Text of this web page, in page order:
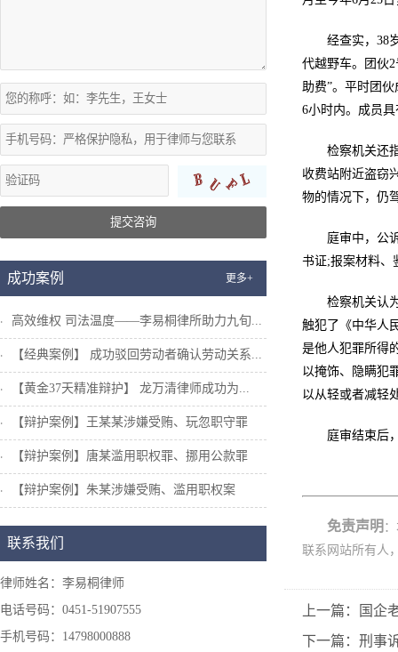
提交咨询
成功案例 更多+
高效维权 司法温度——李易桐律所助力九旬...
【经典案例】 成功驳回劳动者确认劳动关系...
【黄金37天精准辩护】 龙万清律师成功为...
【辩护案例】王某某涉嫌受贿、玩忽职守罪
【辩护案例】唐某滥用职权罪、挪用公款罪
【辩护案例】朱某涉嫌受贿、滥用职权案
联系我们
律师姓名：李易桐律师
电话号码：0451-51907555
手机号码：14798000888
经查实，38
代越野车。团伙
助费”。平时团
6小时内。成员
检察机关还
收费站附近盗窃
物的情况下，仍
庭审中，公
书证;报案材料、
检察机关认
触犯了《中华人
是他人犯罪所得
以掩饰、隐瞒犯
以从轻或者减轻
庭审结束后
免责声明
联系网站所有人
上一篇：国企
下一篇：刑事